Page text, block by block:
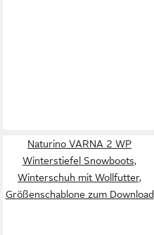
Naturino VARNA 2 WP
Winterstiefel Snowboots,
Winterschuh mit Wollfutter,
Größenschablone zum Download